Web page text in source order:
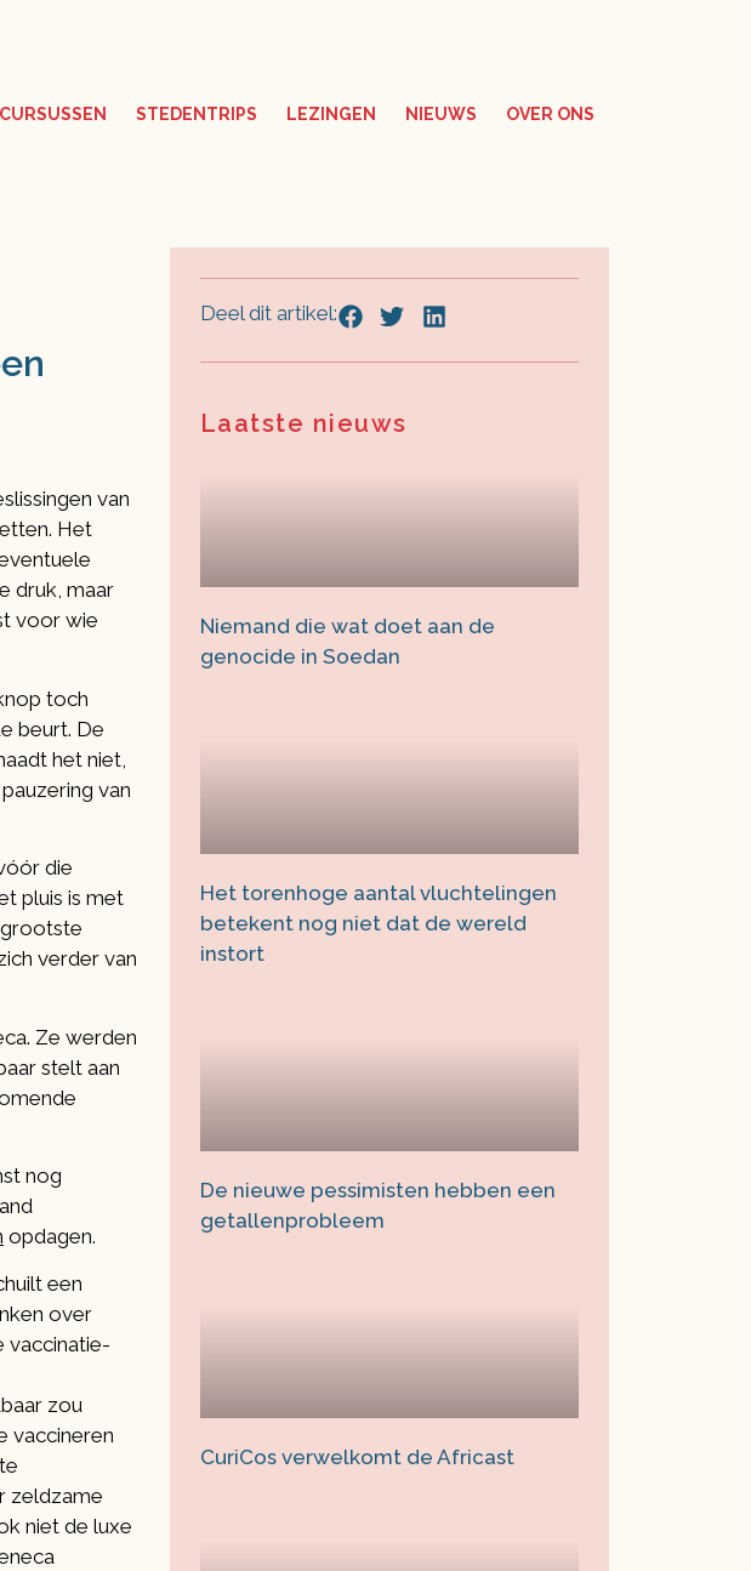
CURSUSSEN STEDENTRIPS LEZINGEN NIEUWS OVER ONS
van
Het
druk, maar
voor wie
toch
beurt. De
het niet,
van
die
pluis is met
verder van
Ze werden
stelt aan
nog
opdagen.
een
over
vaccinatie-
zou
vaccineren
zeldzame
niet de luxe
Deel dit artikel:
Laatste nieuws
Niemand die wat doet aan de
genocide in Soedan
Het torenhoge aantal vluchtelingen
betekent nog niet dat de wereld
instort
De nieuwe pessimisten hebben een
getallenprobleem
CuriCos verwelkomt de Africast